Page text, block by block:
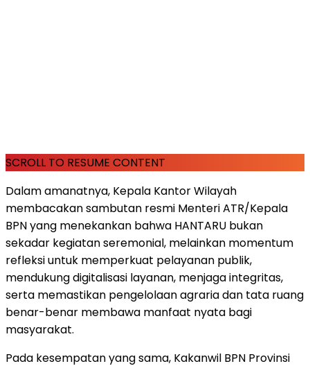
SCROLL TO RESUME CONTENT
Dalam amanatnya, Kepala Kantor Wilayah
membacakan sambutan resmi Menteri ATR/Kepala
BPN yang menekankan bahwa HANTARU bukan
sekadar kegiatan seremonial, melainkan momentum
refleksi untuk memperkuat pelayanan publik,
mendukung digitalisasi layanan, menjaga integritas,
serta memastikan pengelolaan agraria dan tata ruang
benar-benar membawa manfaat nyata bagi
masyarakat.
Pada kesempatan yang sama, Kakanwil BPN Provinsi